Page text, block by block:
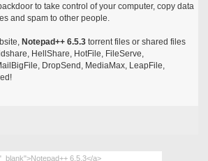
to take control of your computer, copy data
and spam to other people.
Notepad++ 6.5.3torrent files or shared files
HellShare, HotFile, FileServe,
DropSend, MediaMax, LeapFile,